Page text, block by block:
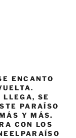
ENCANTO
LLEGA, SE
PARAÍSO
Y MÁS.
CON LOS